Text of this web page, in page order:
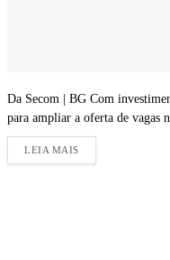
Da Secom | BG Com
para ampliar a oferta de vagas
LEIA MAIS